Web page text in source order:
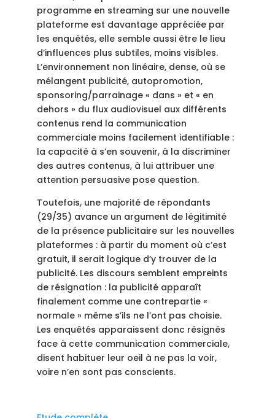
programme en streaming sur une nouvelle
plateforme est davantage appréciée par
les enquêtés, elle semble aussi être le lieu
d’influences plus subtiles, moins visibles.
L’environnement non linéaire, dense, où se
mélangent publicité, autopromotion,
sponsoring/parrainage « dans » et « en
dehors » du flux audiovisuel aux différents
contenus rend la communication
commerciale moins facilement identifiable :
la capacité à s’en souvenir, à la discriminer
des autres contenus, à lui attribuer une
attention persuasive pose question.
Toutefois, une majorité de répondants
(29/35) avance un argument de légitimité
de la présence publicitaire sur les nouvelles
plateformes : à partir du moment où c’est
gratuit, il serait logique d’y trouver de la
publicité. Les discours semblent empreints
de résignation : la publicité apparaît
finalement comme une contrepartie «
normale » même s’ils ne l’ont pas choisie.
Les enquêtés apparaissent donc résignés
face à cette communication commerciale,
disent habituer leur oeil à ne pas la voir,
voire n’en sont pas conscients.